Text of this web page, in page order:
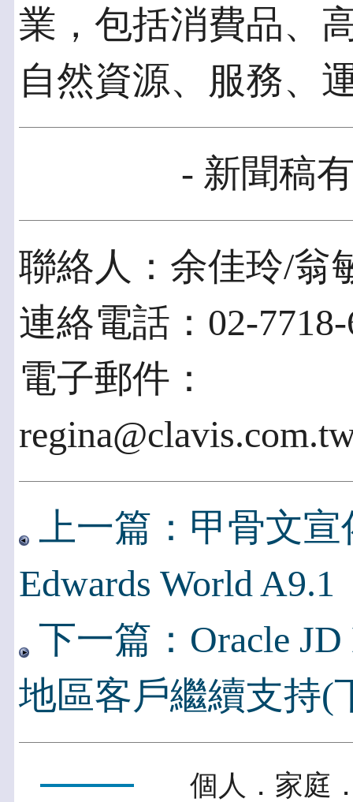
業，包括消費品、
自然資源、服務、
- 新聞稿
聯絡人：余佳玲/翁
連絡電話：02-
電子郵件：
上一篇：甲骨文
Edwards World A9.1
下一篇：Oracle
地區客戶繼續支持(
個人．家庭